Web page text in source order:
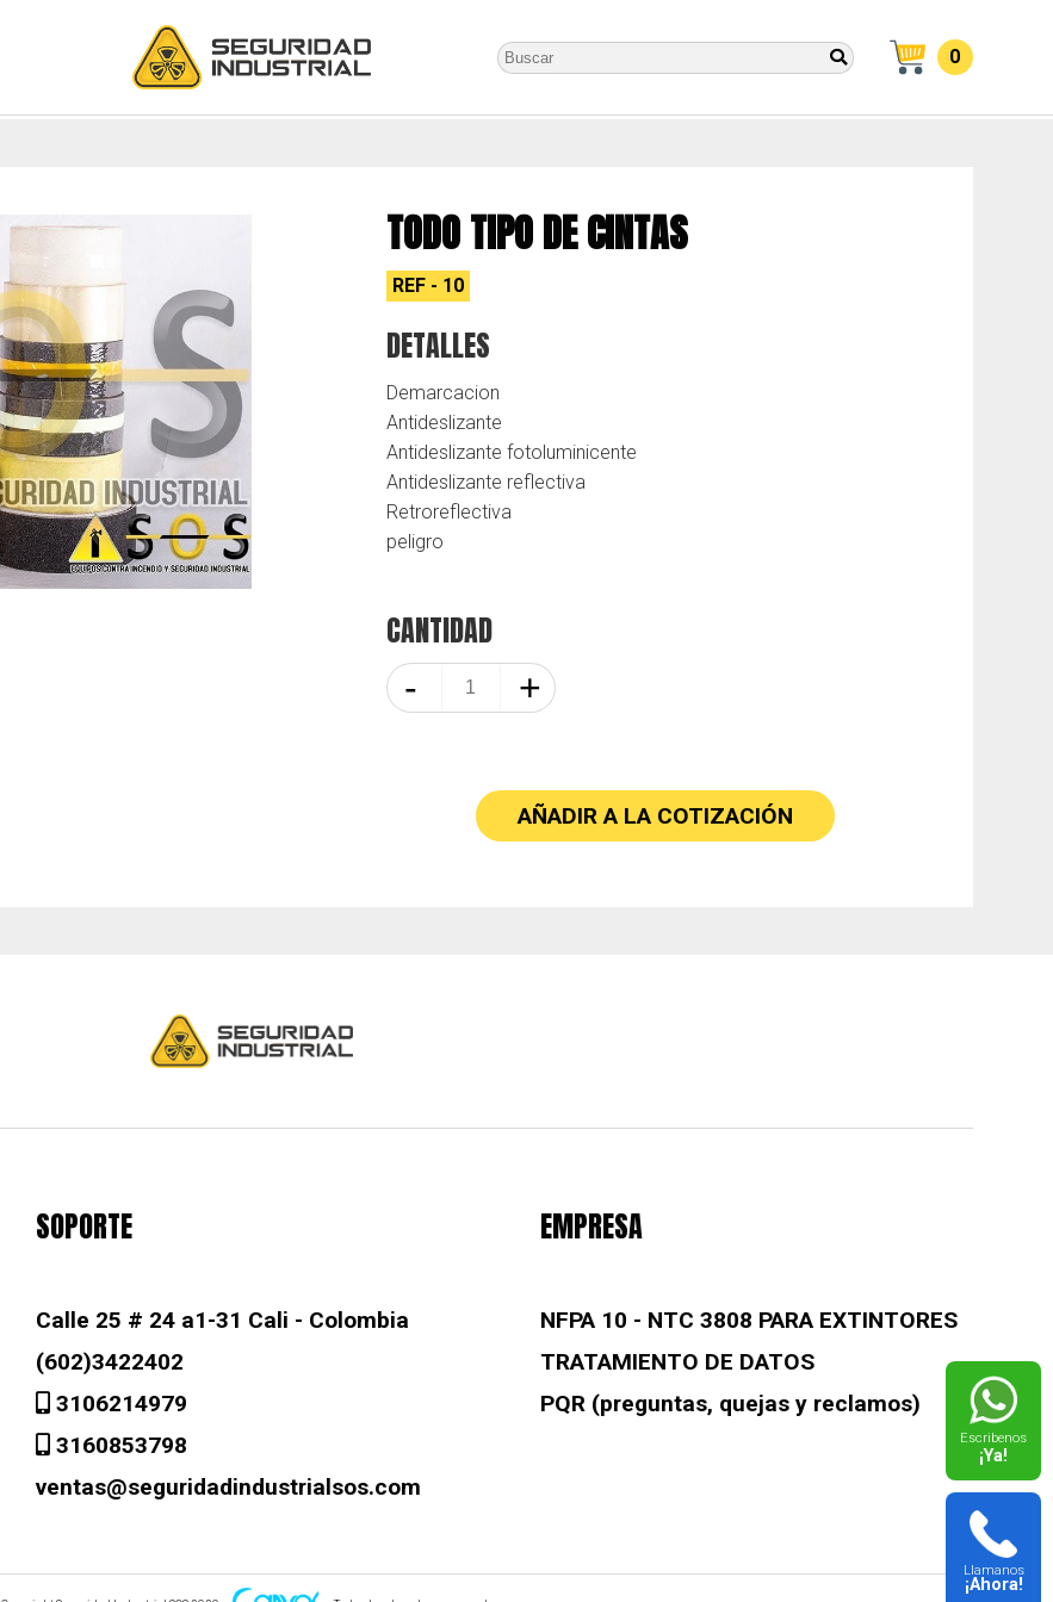
0
TODO TIPO DE CINTAS
REF - 10
DETALLES
Demarcacion
Antideslizante
Antideslizante fotoluminicente
Antideslizante reflectiva
Retroreflectiva
peligro
CANTIDAD
-
+
AÑADIR A LA COTIZACIÓN
SOPORTE
Calle 25 # 24 a1-31 Cali - Colombia
(602)3422402
3106214979
3160853798
ventas@seguridadindustrialsos.com
EMPRESA
NFPA 10 - NTC 3808 PARA EXTINTORES
TRATAMIENTO DE DATOS
PQR (preguntas, quejas y reclamos)
Escribenos
¡Ya!
Llamanos
¡Ahora!